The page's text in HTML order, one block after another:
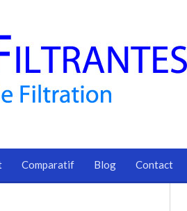
Comparatif Blog Contact